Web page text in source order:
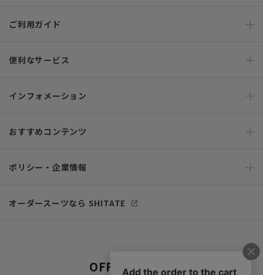
ご利用ガイド
便利なサービス
インフォメーション
おすすめコンテンツ
ポリシー・企業情報
オーダースーツなら SHITATE
OFFICIAL SNS